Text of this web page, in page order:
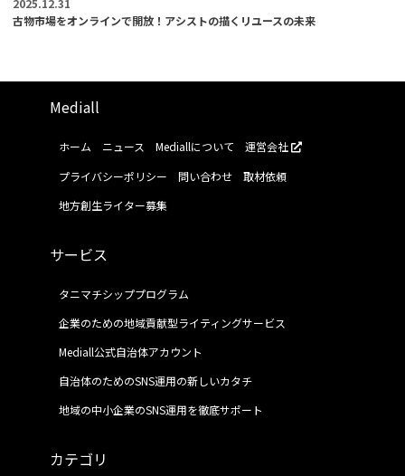
2025.12.31
古物市場をオンラインで開放！アシストの描くリユースの未来
Mediall
ホーム ニュース Mediallについて
運営会社
プライバシーポリシー
問い合わせ
取材依頼
地方創生ライター募集
サービス
タニマチシッププログラム
企業のための地域貢献型ライティングサービス
Mediall公式自治体アカウント
自治体のためのSNS運用の新しいカタチ
地域の中小企業のSNS運用を徹底サポート
カテゴリ